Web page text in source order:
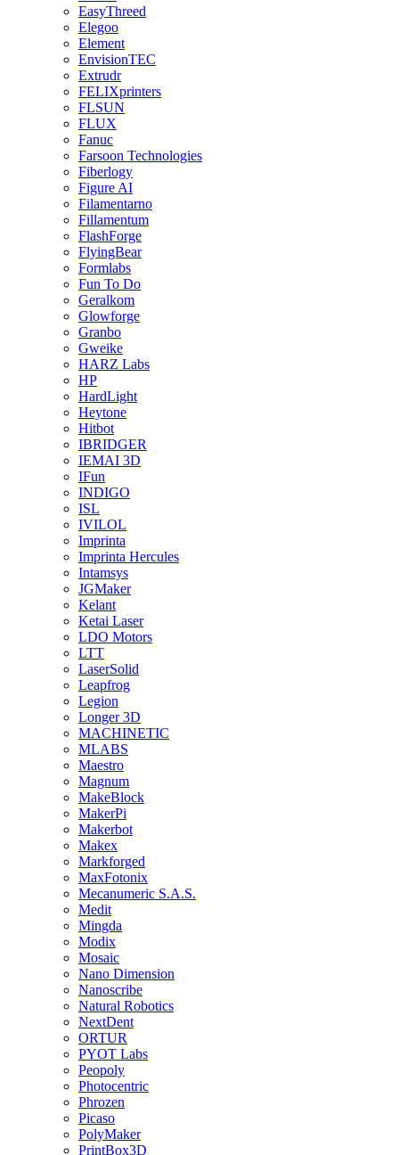
EasyThreed
Elegoo
Element
EnvisionTEC
Extrudr
FELIXprinters
FLSUN
FLUX
Fanuc
Farsoon Technologies
Fiberlogy
Figure AI
Filamentarno
Fillamentum
FlashForge
FlyingBear
Formlabs
Fun To Do
Geralkom
Glowforge
Granbo
Gweike
HARZ Labs
HP
HardLight
Heytone
Hitbot
IBRIDGER
IEMAI 3D
IFun
INDIGO
ISL
IVILOL
Imprinta
Imprinta Hercules
Intamsys
JGMaker
Kelant
Ketai Laser
LDO Motors
LTT
LaserSolid
Leapfrog
Legion
Longer 3D
MACHINETIC
MLABS
Maestro
Magnum
MakeBlock
MakerPi
Makerbot
Makex
Markforged
MaxFotonix
Mecanumeric S.A.S.
Medit
Mingda
Modix
Mosaic
Nano Dimension
Nanoscribe
Natural Robotics
NextDent
ORTUR
PYOT Labs
Peopoly
Photocentric
Phrozen
Picaso
PolyMaker
PrintBox3D